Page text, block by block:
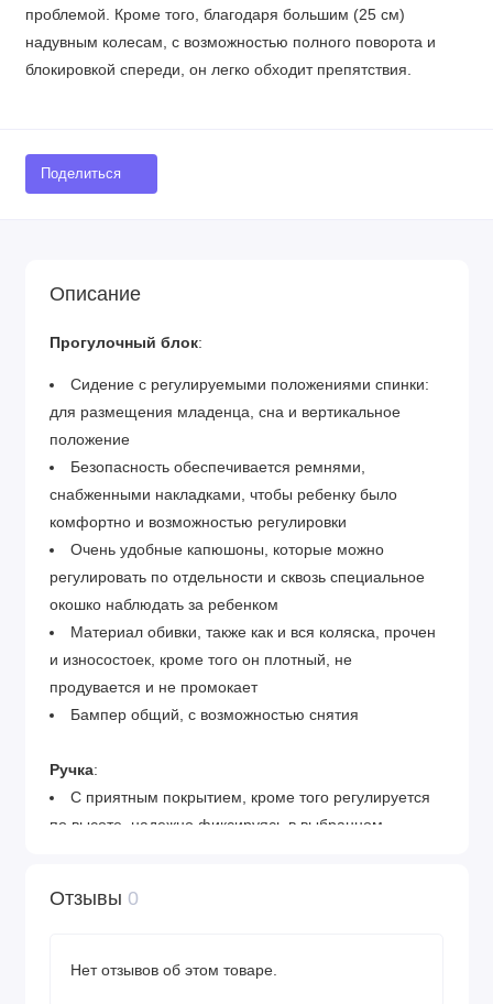
проблемой. Кроме того, благодаря большим (25 см)
надувным колесам, с возможностью полного поворота и
блокировкой спереди, он легко обходит препятствия.
Поделиться
Описание
Прогулочный блок:
Сидение с регулируемыми положениями спинки:
для размещения младенца, сна и вертикальное
положение
Безопасность обеспечивается ремнями,
снабженными накладками, чтобы ребенку было
комфортно и возможностью регулировки
Очень удобные капюшоны, которые можно
регулировать по отдельности и сквозь специальное
окошко наблюдать за ребенком
Материал обивки, также как и вся коляска, прочен
и износостоек, кроме того он плотный, не
продувается и не промокает
Бампер общий, с возможностью снятия
Ручка:
С приятным покрытием, кроме того регулируется
по высоте, надежно фиксируясь в выбранном
Колеса:
замечательную амортизацию и ровный ход даже по
Отзывы 0
Нет отзывов об этом товаре.